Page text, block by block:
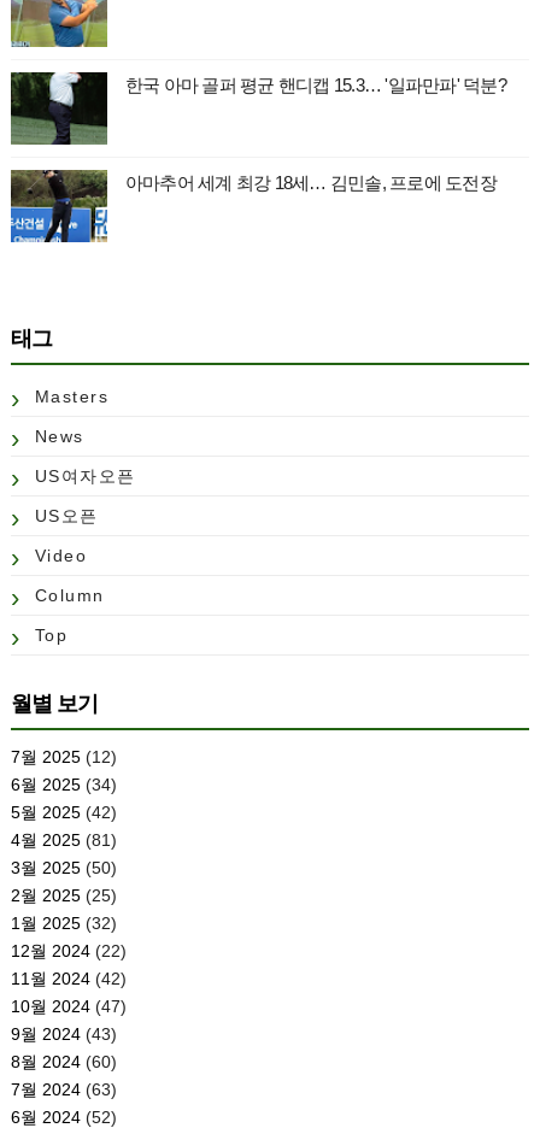
한국 아마 골퍼 평균 핸디캡 15.3… '일파만파' 덕분?
아마추어 세계 최강 18세… 김민솔, 프로에 도전장
태그
Masters
News
US여자오픈
US오픈
Video
Column
Top
월별 보기
7월 2025(12)
6월 2025(34)
5월 2025(42)
4월 2025(81)
3월 2025(50)
2월 2025(25)
1월 2025(32)
12월 2024(22)
11월 2024(42)
10월 2024(47)
9월 2024(43)
8월 2024(60)
7월 2024(63)
6월 2024(52)